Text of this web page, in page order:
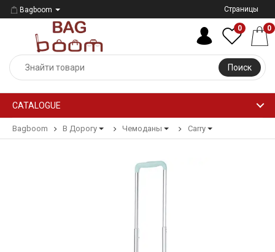
Bagboom Страницы
Поиск
0 0
CATALOGUE
Bagboom В Дорогу Чемоданы Carry